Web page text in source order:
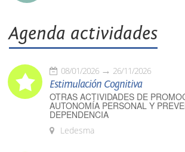
Agenda actividades
08/01/2026 26/11/2026
Estimulación Cognitiva
OTRAS ACTIVIDADES DE
AUTONOMÍA PERSONAL Y
DEPENDENCIA
Ledesma